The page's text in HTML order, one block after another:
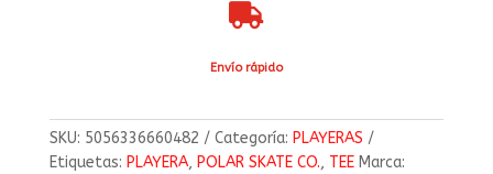

Envío rápido
SKU: 5056336660482 Categoría: PLAYERAS
Etiquetas: PLAYERA, POLAR SKATE CO., TEE Marca: